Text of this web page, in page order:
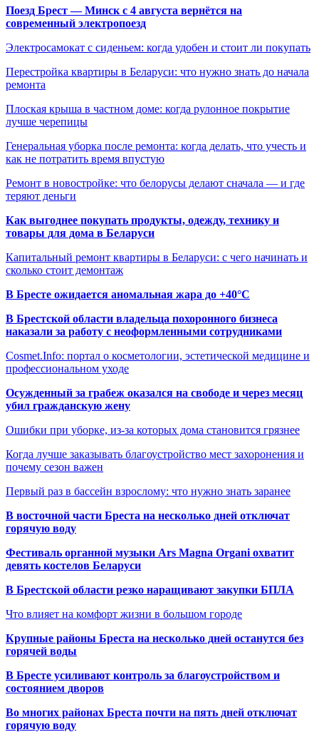
Поезд Брест — Минск с 4 августа вернётся на
современный электропоезд
Электросамокат с сиденьем: когда удобен и стоит ли покупать
Перестройка квартиры в Беларуси: что нужно знать до начала
ремонта
Плоская крыша в частном доме: когда рулонное покрытие
лучше черепицы
Генеральная уборка после ремонта: когда делать, что учесть и
как не потратить время впустую
Ремонт в новостройке: что белорусы делают сначала — и где
теряют деньги
Как выгоднее покупать продукты, одежду, технику и
товары для дома в Беларуси
Капитальный ремонт квартиры в Беларуси: с чего начинать и
сколько стоит демонтаж
В Бресте ожидается аномальная жара до +40°C
В Брестской области владельца похоронного бизнеса
наказали за работу с неоформленными сотрудниками
Cosmet.Info: портал о косметологии, эстетической медицине и
профессиональном уходе
Осужденный за грабеж оказался на свободе и через месяц
убил гражданскую жену
Ошибки при уборке, из-за которых дома становится грязнее
Когда лучше заказывать благоустройство мест захоронения и
почему сезон важен
Первый раз в бассейн взрослому: что нужно знать заранее
В восточной части Бреста на несколько дней отключат
горячую воду
Фестиваль органной музыки Ars Magna Organi охватит
девять костелов Беларуси
В Брестской области резко наращивают закупки БПЛА
Что влияет на комфорт жизни в большом городе
Крупные районы Бреста на несколько дней останутся без
горячей воды
В Бресте усиливают контроль за благоустройством и
состоянием дворов
Во многих районах Бреста почти на пять дней отключат
горячую воду